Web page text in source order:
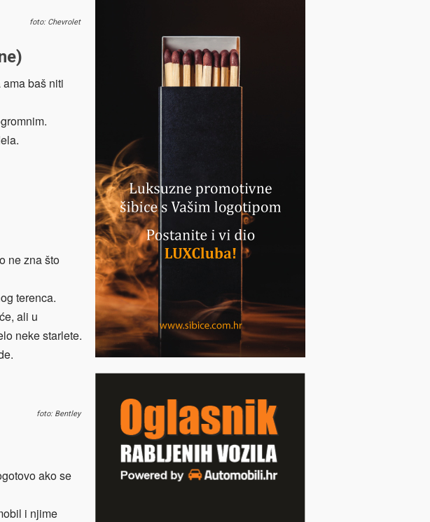
foto: Chevrolet
baš niti
ne zna što
terenca.
ali u
neke starlete.
foto: Bentley
ako se
i njime